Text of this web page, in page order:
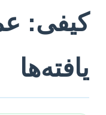
کیفی:
یافته‌ها